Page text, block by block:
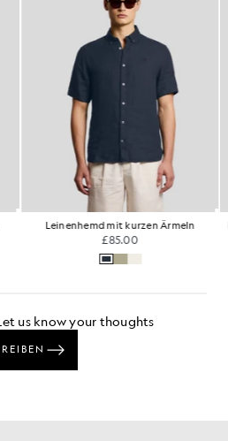
Leinenhemd mit kurzen Ärmeln
£85.00